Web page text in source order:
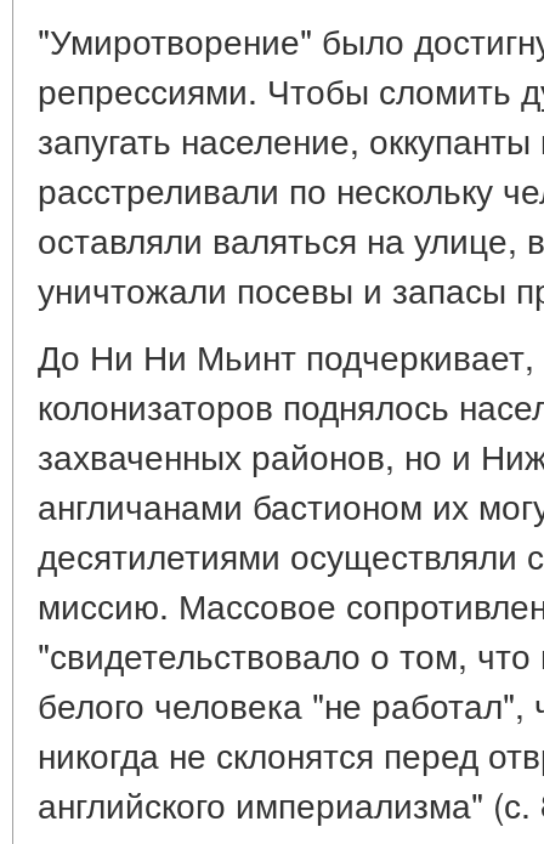
"Умиротворение" было
репрессиями. Чтобы сломить
запугать население,
расстреливали по нескольку
оставляли валяться на
уничтожали посевы и запасы
До Ни Ни Мьинт подчеркивает,
колонизаторов поднялось
захваченных районов, но и
англичанами бастионом их
десятилетиями осуществляли
миссию. Массовое
"свидетельствовало о том,
белого человека "не
никогда не склонятся перед
английского империализма" (с.